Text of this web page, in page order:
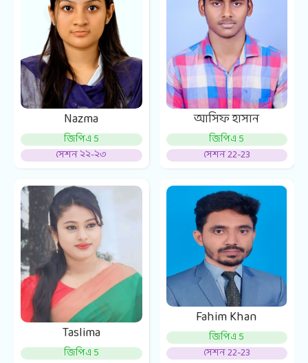
Nazma
জিপিএ 5
সেশন ২২-২৩
আসিফ হাসান
জিপিএ 5
সেশন 22-23
Taslima
জিপিএ 5
Fahim Khan
জিপিএ 5
সেশন 22-23